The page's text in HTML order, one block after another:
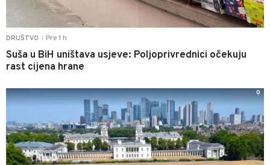
DRUŠTVO Pre 1 h
Suša u BiH uništava usjeve: Poljoprivrednici očekuju
rast cijena hrane
0